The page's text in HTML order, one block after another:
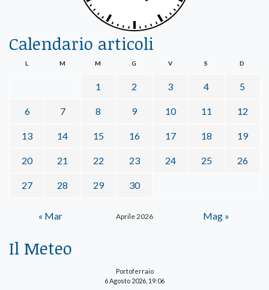
Calendario articoli
Aprile 2026
L M M G V S D
1 2 3 4 5
6 7 8 9 10 11 12
13 14 15 16 17 18 19
20 21 22 23 24 25 26
27 28 29 30
« Mar Mag »
Il Meteo
Portoferraio
6 Agosto 2026, 19:06